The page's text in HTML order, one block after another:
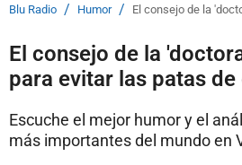
Blu Radio / Humor / El consejo de la
El consejo de la
para evitar las patas de
Escuche el mejor humor y el
más importantes del mundo en